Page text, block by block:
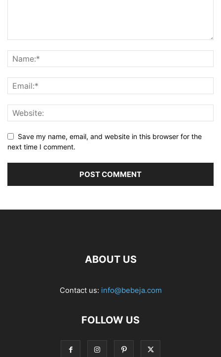
Save my name, email, and website in this browser for the
next time I comment.
ABOUT US
Contact us: info@bebeja.com
FOLLOW US